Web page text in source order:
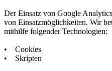
Der Einsatz von Google
von Einsatzmöglichkeiten. Wir
mithilfe folgender Technologien:
• Cookies
• Skripten